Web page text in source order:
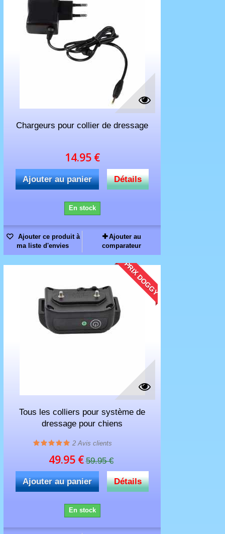
Chargeurs pour collier de dressage
14.95 €
Ajouter au panier Détails
En stock
Ajouter ce produit à
ma liste d'envies
Ajouter au
comparateur
PRIX DOGGY
Tous les colliers pour système de
dressage pour chiens
2 Avis clients
49.95 € 59.95 €
Ajouter au panier Détails
En stock